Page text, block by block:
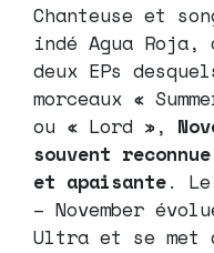
Chanteuse et
indé Agua
deux EPs
morceaux «
ou « Lord »,
souvent
et apaisante.
– November
Ultra et se met